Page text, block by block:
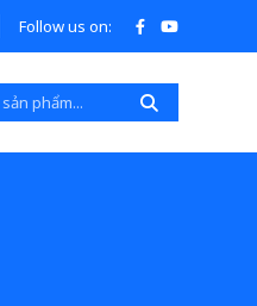
Follow us on: